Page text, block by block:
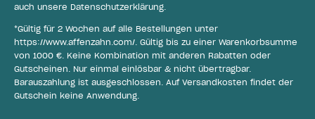
auch unsere Datenschutzerklärung.
*Gültig für 2 Wochen auf alle Bestellungen unter
https://www.affenzahn.com/. Gültig bis zu einer Warenkorbsumme
von 1000 €. Keine Kombination mit anderen Rabatten oder
Gutscheinen. Nur einmal einlösbar & nicht übertragbar.
Barauszahlung ist ausgeschlossen. Auf Versandkosten findet der
Gutschein keine Anwendung.